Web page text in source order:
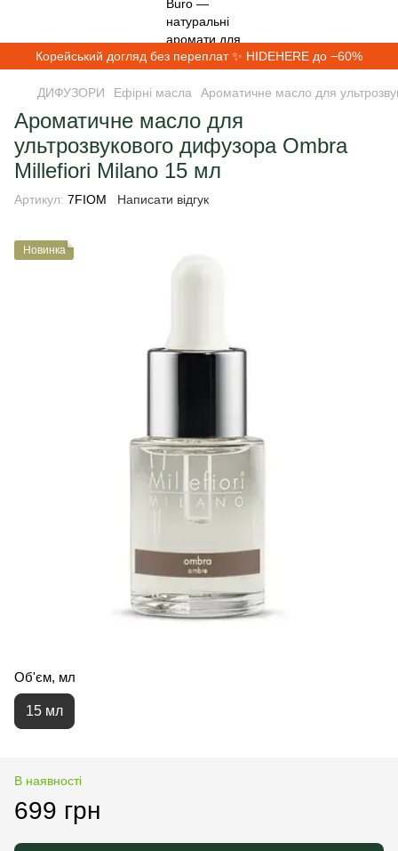
Корейський догляд без переплат ✨ HIDEHERE до −60%
ДИФУЗОРИ Ефірні масла Ароматичне масло для
Ароматичне масло для
ультрозвукового дифузора Ombra
Millefiori Milano 15 мл
Артикул: 7FIOM Написати відгук
Новинка
Об'єм, мл
15 мл
В наявності
699 грн